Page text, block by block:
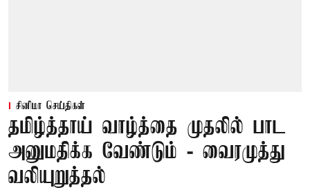
சினிமா செய்திகள்
தமிழ்த்தாய் வாழ்த்தை முதலில் பாட
அனுமதிக்க வேண்டும் - வைரமுத்து
வலியுறுத்தல்